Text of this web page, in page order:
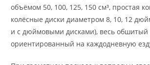
объёмом 50, 100, 125, 150 см³, простая
колёсные диски диаметром 8, 10, 12
и с дюймовыми дисками), весь обшитый
ориентированный на каждодневную